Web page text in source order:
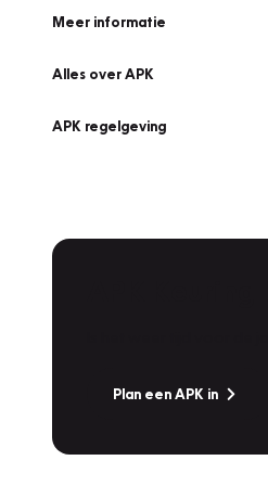
Meer informatie
Alles over APK
APK regelgeving
Plan een APK in